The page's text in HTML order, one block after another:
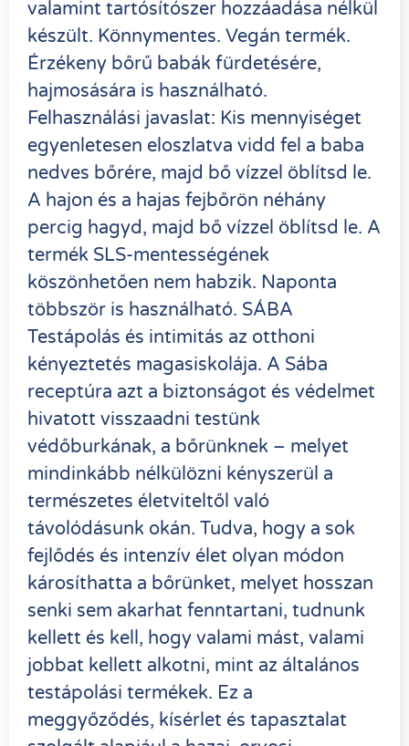
valamint tartósítószer hozzáadása nélkül
készült. Könnymentes. Vegán termék.
Érzékeny bőrű babák fürdetésére,
hajmosására is használható.
Felhasználási javaslat: Kis mennyiséget
egyenletesen eloszlatva vidd fel a baba
nedves bőrére, majd bő vízzel öblítsd le.
A hajon és a hajas fejbőrön néhány
percig hagyd, majd bő vízzel öblítsd le. A
termék SLS-mentességének
köszönhetően nem habzik. Naponta
többször is használható. SÁBA
Testápolás és intimitás az otthoni
kényeztetés magasiskolája. A Sába
receptúra azt a biztonságot és védelmet
hivatott visszaadni testünk
védőburkának, a bőrünknek – melyet
mindinkább nélkülözni kényszerül a
természetes életviteltől való
távolódásunk okán. Tudva, hogy a sok
fejlődés és intenzív élet olyan módon
károsíthatta a bőrünket, melyet hosszan
senki sem akarhat fenntartani, tudnunk
kellett és kell, hogy valami mást, valami
jobbat kellett alkotni, mint az általános
testápolási termékek. Ez a
meggyőződés, kísérlet és tapasztalat